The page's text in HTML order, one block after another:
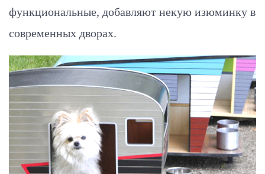
функциональные, добавляют некую изюминку в
современных дворах.